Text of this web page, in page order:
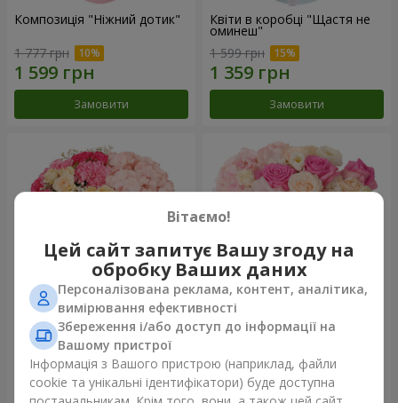
Композиція "Ніжний дотик"
1 777 грн
Замовити
Квіти в коробці "Щастя не
оминеш"
1 599 грн
Замовити
Квіти в коробці "Соломія"
2 066 грн
Композиція "Barbie"
2 532 грн
Вітаємо!
Цей сайт запитує Вашу згоду на
обробку Ваших даних
Персоналізована реклама, контент, аналітика,
вимірювання ефективності
Збереження і/або доступ до інформації на
Вашому пристрої
Інформація з Вашого пристрою (наприклад, файли
cookie та унікальні ідентифікатори) буде доступна